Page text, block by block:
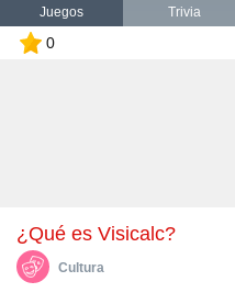
Juegos Trivia
0
¿Qué es Visicalc?
Cultura